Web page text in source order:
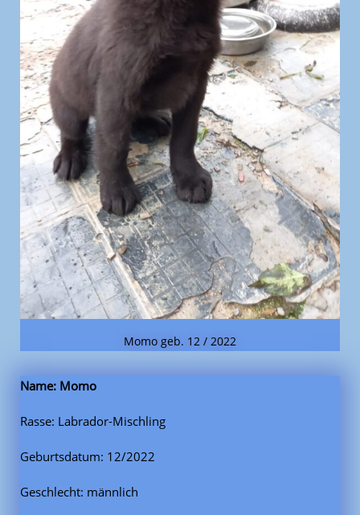
Momo geb. 12 / 2022
Name: Momo
Rasse: Labrador-Mischling
Geburtsdatum: 12/2022
Geschlecht: männlich